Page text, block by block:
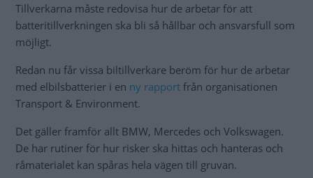
Tillverkarna måste redovisa hur de arbetar för att
batteritillverkningen ska bli så hållbar och ansvarsfull som
möjligt.
Redan nu får vissa biltillverkare beröm för hur de arbetar
med elbilsbatterier i en ny rapport från organisationen
Transport & Environment.
Det gäller framför allt BMW, Mercedes och Volkswagen.
De har rutiner för hur risker ska hittas och hanteras och
råmaterialet kan spåras hela vägen till gruvan.